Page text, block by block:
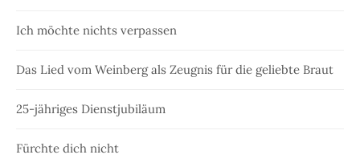
Ich möchte nichts verpassen
Das Lied vom Weinberg als Zeugnis für die geliebte Braut
25-jähriges Dienstjubiläum
Fürchte dich nicht